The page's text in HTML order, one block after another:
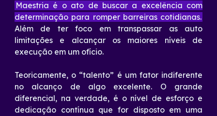
Maestria é o ato de buscar a excelência com
determinação para romper barreiras cotidianas.
Além de ter foco em transpassar as auto
limitações e alcançar os maiores níveis de
execução em um ofício.
Teoricamente, o “talento” é um fator indiferente
no alcanço de algo excelente. O grande
diferencial, na verdade, é o nível de esforço e
dedicação contínua que for disposto em uma